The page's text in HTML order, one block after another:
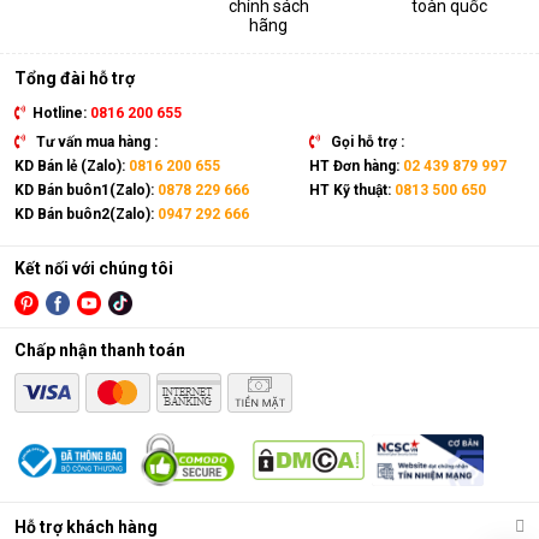
thiết bị. Sản phẩm có kích thước gọn nhẹ, kết hợp cùng bánh
xe và tay cầm nên có thể dễ dàng di chuyển tới mọi vị trí trong
Điều hòa di động là gì?
Các chức năng chính của máy bao gồm: Làm lạnh, quạt gió,
chính sách
hãng
toàn quốc
Tổng đài hỗ trợ
Hotline: 0816 200 655
Tư vấn mua hàng :
KD Bán lẻ (Zalo): 0816 200 655
KD Bán buôn1(Zalo): 0878 229 666
KD Bán buôn2(Zalo): 0947 292 666
Gọi hỗ trợ :
HT Đơn hàng: 02 439 879 997
HT Kỹ thuật: 0813 500 650
Hỗ trợ khách hàng
Kết nối với chúng tôi
Chấp nhận thanh toán